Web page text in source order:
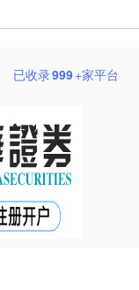
已收录999+家平台